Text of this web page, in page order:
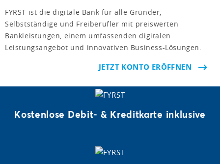
FYRST ist die digitale Bank für alle Gründer,
Selbstständige und Freiberufler mit preiswerten
Bankleistungen, einem umfassenden digitalen
Leistungsangebot und innovativen Business-Lösungen.
JETZT KONTO ERÖFFNEN
Kostenlose Debit- & Kreditkarte inklusive